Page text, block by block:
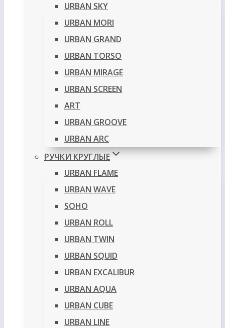
URBAN SKY
URBAN MORI
URBAN GRAND
URBAN TORSO
URBAN MIRAGE
URBAN SCREEN
ART
URBAN GROOVE
URBAN ARC
РУЧКИ КРУГЛЫЕ
URBAN FLAME
URBAN WAVE
SOHO
URBAN ROLL
URBAN TWIN
URBAN SQUID
URBAN EXCALIBUR
URBAN AQUA
URBAN CUBE
URBAN LINE